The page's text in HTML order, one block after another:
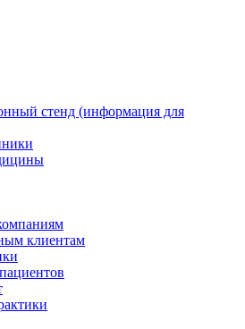
стенд (информация для
клиентам